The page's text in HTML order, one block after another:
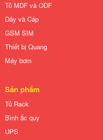
Tủ MDF và ODF
Dây và Cáp
GSM SIM
Thiết bị Quang
Máy bơm
Sản phẩm
Tủ Rack
Bình ắc quy
UPS